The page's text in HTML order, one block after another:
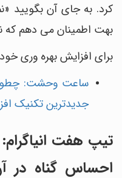
کرد. به جای آن بگویید
بهت اطمینان می دهم که
برای افزایش بهره وری خود
ساعت وحشت: چطور
جدیدترین تکنیک
تیپ هفت
احساس گناه در